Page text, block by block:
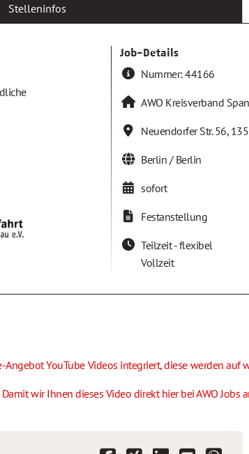
Stelleninfos
Job-Details
Nummer:44166
AWO Kreisverband
Neuendorfer Str. 56,
Berlin / Berlin
sofort
Festanstellung
Teilzeit - flexibel
Vollzeit
YouTube Videos integriert, diese werden
Damit wir Ihnen dieses Video direkt hier bei AWO Jobs